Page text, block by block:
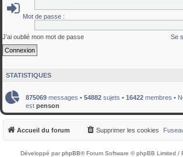
Mot de passe :
J’ai oublié mon mot de passe Se
STATISTIQUES
875069 messages • 54882 sujets • 16422 membres •
est penson
Accueil du forum Supprimer les cookies
Développé parphpBB® Forum Software © phpBB Limited /